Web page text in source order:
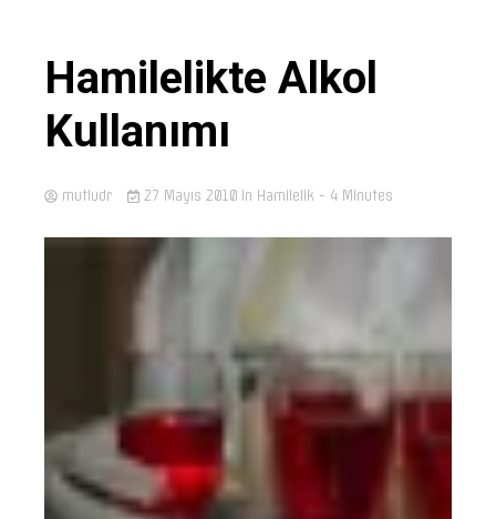
Hamilelikte Alkol
Kullanımı
mutludr 27 Mayıs 2010 in Hamilelik - 4 Minutes